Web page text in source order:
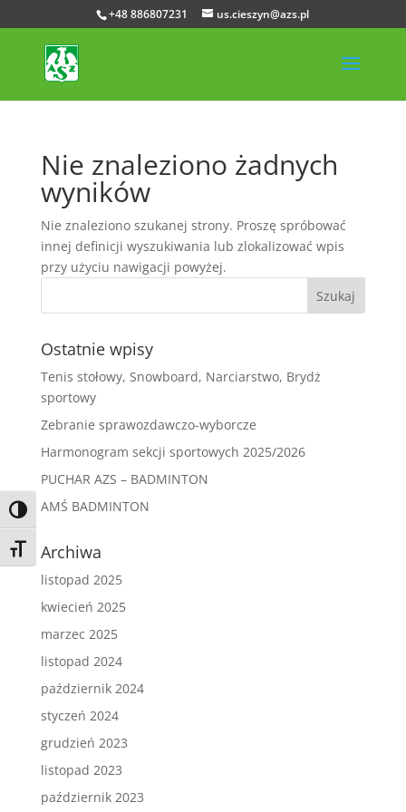
Toggle High Contrast
Toggle Font size
+48 886807231 us.cieszyn@azs.pl
Nie znaleziono żadnych
wyników
Nie znaleziono szukanej strony. Proszę spróbować
innej definicji wyszukiwania lub zlokalizować wpis
przy użyciu nawigacji powyżej.
Ostatnie wpisy
Tenis stołowy, Snowboard, Narciarstwo, Brydż
sportowy
Zebranie sprawozdawczo-wyborcze
Harmonogram sekcji sportowych 2025/2026
PUCHAR AZS – BADMINTON
AMŚ BADMINTON
Archiwa
listopad 2025
kwiecień 2025
marzec 2025
listopad 2024
październik 2024
styczeń 2024
grudzień 2023
listopad 2023
październik 2023